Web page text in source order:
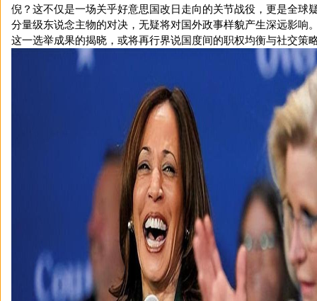
倪？这不仅是一场关乎好意思国改日走向的关节战役，更是全球
分量级东说念主物的对决，无疑将对国外政事样貌产生深远影响
这一选举成果的揭晓，或将再行界说国度间的职权均衡与社交策